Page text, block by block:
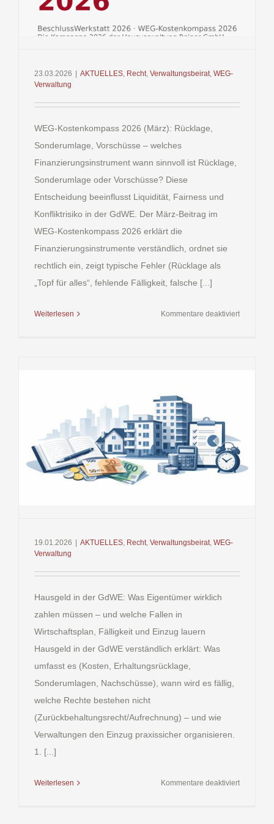
23.03.2026 AKTUELLES, Recht, Verwaltungsbeirat, WEG-
Verwaltung
WEG-Kostenkompass 2026 (März): Rücklage,
Sonderumlage, Vorschüsse – welches
Finanzierungsinstrument wann sinnvoll ist Rücklage,
Sonderumlage oder Vorschüsse? Diese
Entscheidung beeinflusst Liquidität, Fairness und
Konfliktrisiko in der GdWE. Der März-Beitrag im
WEG-Kostenkompass 2026 erklärt die
Finanzierungsinstrumente verständlich, ordnet sie
rechtlich ein, zeigt typische Fehler (Rücklage als
„Topf für alles“, fehlende Fälligkeit, falsche [...]
Weiterlesen Kommentare deaktiviertfür
19.01.2026 AKTUELLES, Recht, Verwaltungsbeirat, WEG-
Verwaltung
Hausgeld in der GdWE: Was Eigentümer wirklich
zahlen müssen – und welche Fallen in
Wirtschaftsplan, Fälligkeit und Einzug lauern
Hausgeld in der GdWE verständlich erklärt: Was
umfasst es (Kosten, Erhaltungsrücklage,
Sonderumlagen, Nachschüsse), wann wird es fällig,
welche Rechte bestehen nicht
(Zurückbehaltungsrecht/Aufrechnung) – und wie
Verwaltungen den Einzug praxissicher organisieren.
1. [...]
Weiterlesen Kommentare deaktiviertfür